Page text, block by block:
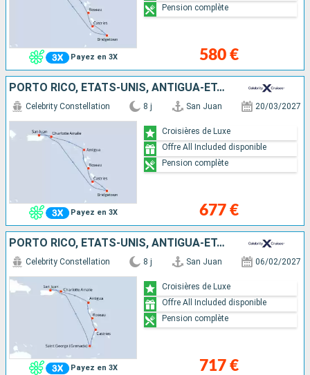
Payez en 3X 580 €
Pension complète
PORTO RICO, ÉTATS-UNIS, ANTIGUA-ET-BARBUDA, DOMINIQUE, SAINTE-LUCIE, BARBADE
Payez en 3X
Celebrity Constellation 8 j San Juan 20/03/2027
677 €
Croisières de Luxe
Offre All Included disponible
Pension complète
PORTO RICO, ÉTATS-UNIS, ANTIGUA-ET-BARBUDA, DOMINIQUE, SAINTE-LUCIE, GRENADE
Payez en 3X
Celebrity Constellation 8 j San Juan 06/02/2027
717 €
Croisières de Luxe
Offre All Included disponible
Pension complète